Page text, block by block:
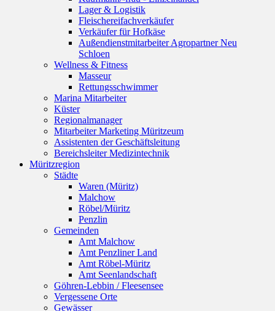
Lager & Logistik
Fleischereifachverkäufer
Verkäufer für Hofkäse
Außendienstmitarbeiter Agropartner Neu
Schloen
Wellness & Fitness
Masseur
Rettungsschwimmer
Marina Mitarbeiter
Küster
Regionalmanager
Mitarbeiter Marketing Müritzeum
Assistenten der Geschäftsleitung
Bereichsleiter Medizintechnik
Müritzregion
Städte
Waren (Müritz)
Malchow
Röbel/Müritz
Penzlin
Gemeinden
Amt Malchow
Amt Penzliner Land
Amt Röbel-Müritz
Amt Seenlandschaft
Göhren-Lebbin / Fleesensee
Vergessene Orte
Gewässer